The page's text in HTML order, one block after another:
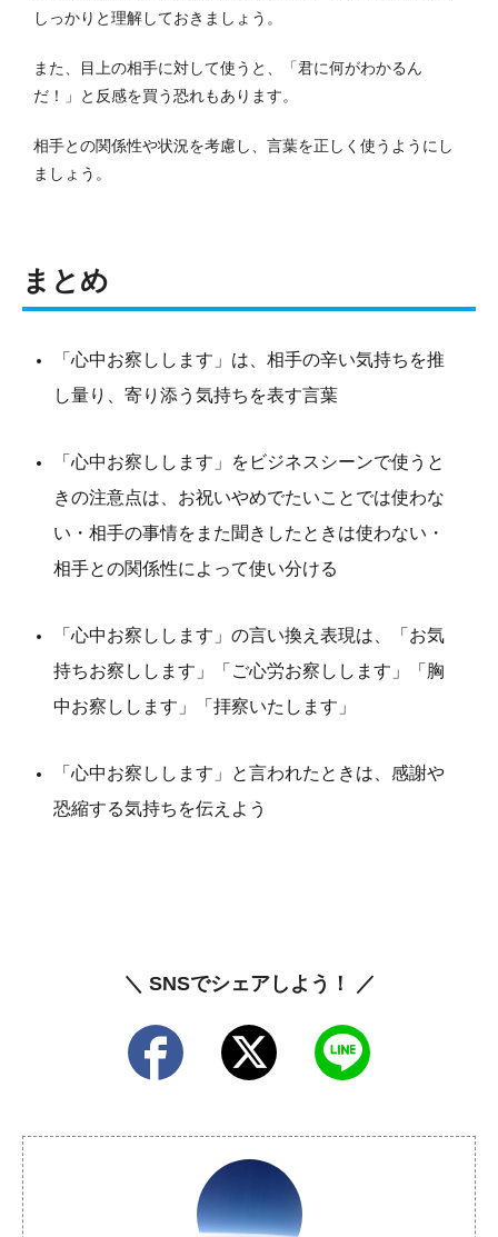
しっかりと理解しておきましょう。
また、目上の相手に対して使うと、「君に何がわかるん
だ！」と反感を買う恐れもあります。
相手との関係性や状況を考慮し、言葉を正しく使うようにし
ましょう。
まとめ
「心中お察しします」は、相手の辛い気持ちを推
し量り、寄り添う気持ちを表す言葉
「心中お察しします」をビジネスシーンで使うと
きの注意点は、お祝いやめでたいことでは使わな
い・相手の事情をまた聞きしたときは使わない・
相手との関係性によって使い分ける
「心中お察しします」の言い換え表現は、「お気
持ちお察しします」「ご心労お察しします」「胸
中お察しします」「拝察いたします」
「心中お察しします」と言われたときは、感謝や
恐縮する気持ちを伝えよう
＼ SNSでシェアしよう！ ／